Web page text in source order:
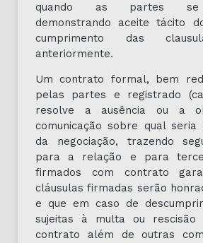
quando as partes se
demonstrando aceite tácito
cumprimento das
anteriormente.
Um contrato formal, bem
pelas partes e registrado
resolve a ausência ou a
comunicação sobre qual
da negociação, trazendo
para a relação e para
firmados com contrato
cláusulas firmadas serão
e que em caso de
sujeitas à multa ou rescisão
contrato além de outras